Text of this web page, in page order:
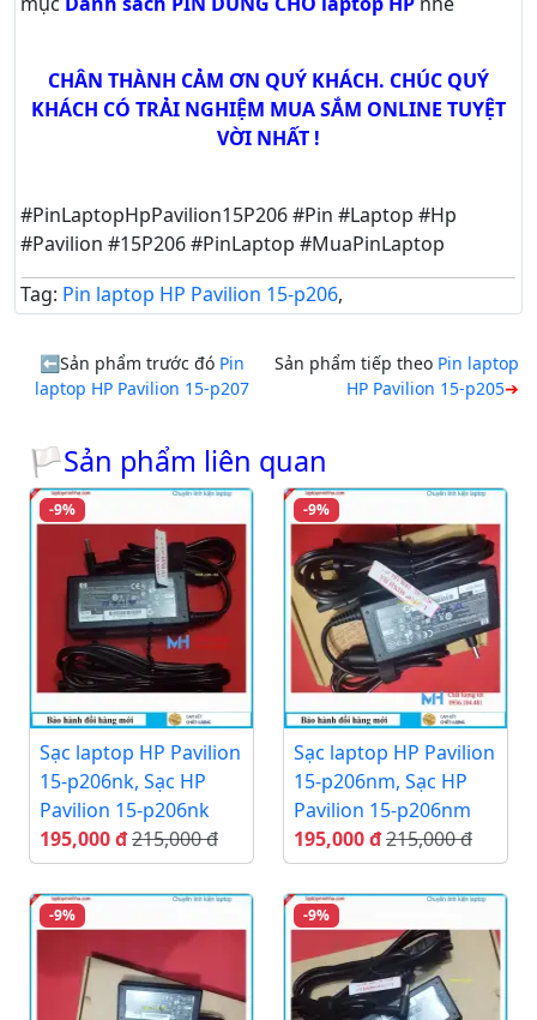
CHÂN THÀNH CẢM ƠN QUÝ KHÁCH. CHÚC QUÝ
KHÁCH CÓ TRẢI NGHIỆM MUA SẮM ONLINE TUYỆT
VỜI NHẤT !
#PinLaptopHpPavilion15P206 #Pin #Laptop #Hp
#Pavilion #15P206 #PinLaptop #MuaPinLaptop
Tag: Pin laptop HP Pavilion 15-p206,
Sản phẩm trước đó Pin
laptop HP Pavilion 15-p207
Sản phẩm tiếp theo Pin laptop
HP Pavilion 15-p205
🏳Sản phẩm liên quan
-9%
Sạc laptop HP Pavilion
15-p206nk, Sạc HP
Pavilion 15-p206nk
195,000 đ215,000 đ
-9%
Sạc laptop HP Pavilion
15-p206nm, Sạc HP
Pavilion 15-p206nm
195,000 đ215,000 đ
-9% -9%